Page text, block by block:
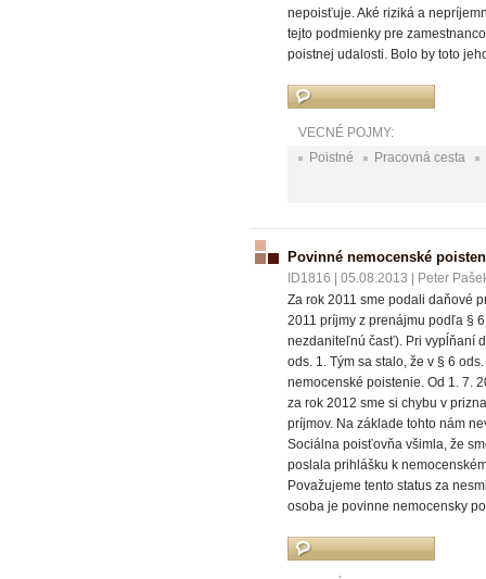
nepoisťuje. Aké riziká a
tejto podmienky pre
poistnej udalosti. Bolo by toto
VECNÉ POJMY:
Poistné
Pracovná cesta
Povinné nemocenské
ID1816 05.08.2013
Peter
Za rok 2011 sme podali daňové
2011 príjmy z prenájmu podľa §
nezdaniteľnú časť). Pri vypĺňaní
ods. 1. Tým sa stalo, že v § 6
nemocenské poistenie. Od 1. 7.
za rok 2012 sme si chybu v
príjmov. Na základe tohto nám
Sociálna poisťovňa všimla, že
poslala prihlášku k
Považujeme tento status za
osoba je povinne nemocensky